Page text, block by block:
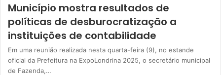
Município mostra resultados de
políticas de desburocratização a
instituições de contabilidade
Em uma reunião realizada nesta quarta-feira (9), no estande
oficial da Prefeitura na ExpoLondrina 2025, o secretário municipal
de Fazenda,…